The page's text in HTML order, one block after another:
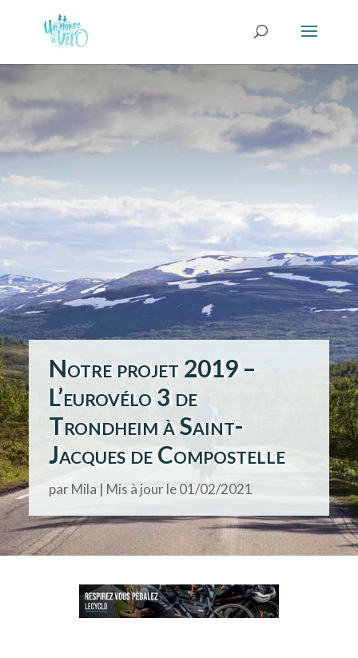
Notre projet 2019 –
L’eurovélo 3 de
Trondheim à Saint-
Jacques de Compostelle
parMila | Mis à jour le 01/02/2021